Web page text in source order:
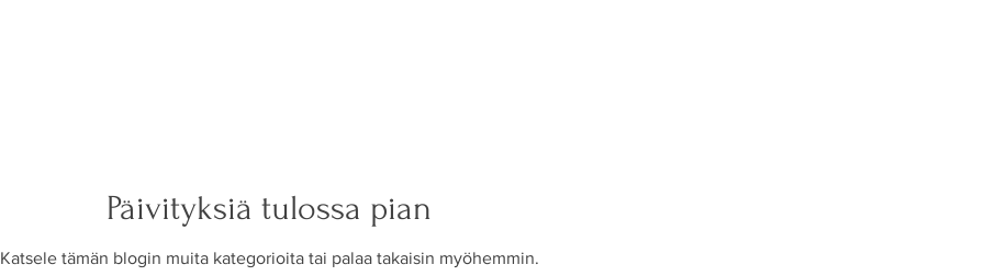
Päivityksiä tulossa pian
Katsele tämän blogin muita kategorioita tai palaa takaisin myöhemmin.